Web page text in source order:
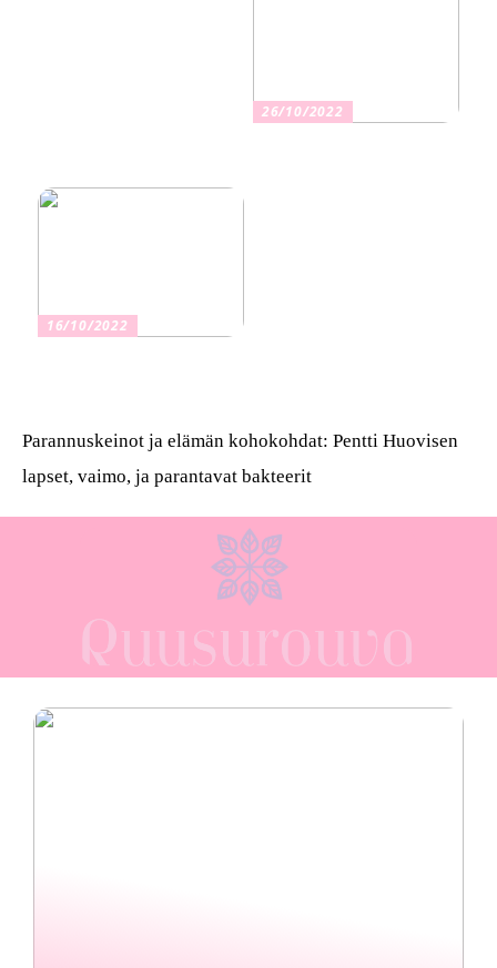
26/10/2022
16/10/2022
Parannuskeinot ja elämän kohokohdat: Pentti Huovisen
lapset, vaimo, ja parantavat bakteerit